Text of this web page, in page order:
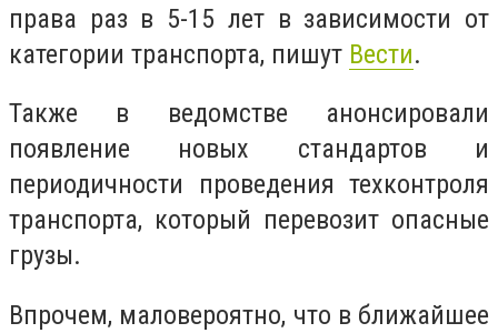
права раз в 5-15 лет в зависимости от
категории транспорта, пишут Вести.
Также в ведомстве анонсировали
появление новых стандартов и
периодичности проведения техконтроля
транспорта, который перевозит опасные
грузы.
Впрочем, маловероятно, что в ближайшее